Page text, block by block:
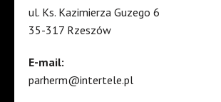
ul. Ks. Kazimierza Guzego 6
35-317 Rzeszów
E-mail:
parherm@intertele.pl